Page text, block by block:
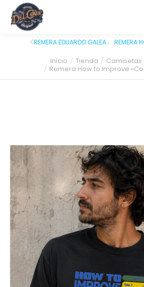
Estás aquí:Inicio Tienda Camisetas
Remera How to Improve
REMERA EDUARDO GALEANO